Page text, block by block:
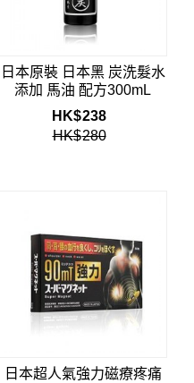
日本原裝 日本黑 炭洗髮水
添加 馬油 配方300mL
HK$238
HK$280
日本超人氣強力磁療疼痛